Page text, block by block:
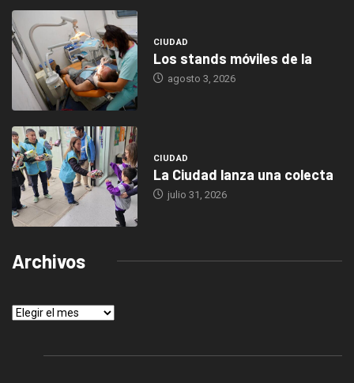
CIUDAD
Los stands móviles de la
agosto 3, 2026
CIUDAD
La Ciudad lanza una colecta
julio 31, 2026
Archivos
Archivos